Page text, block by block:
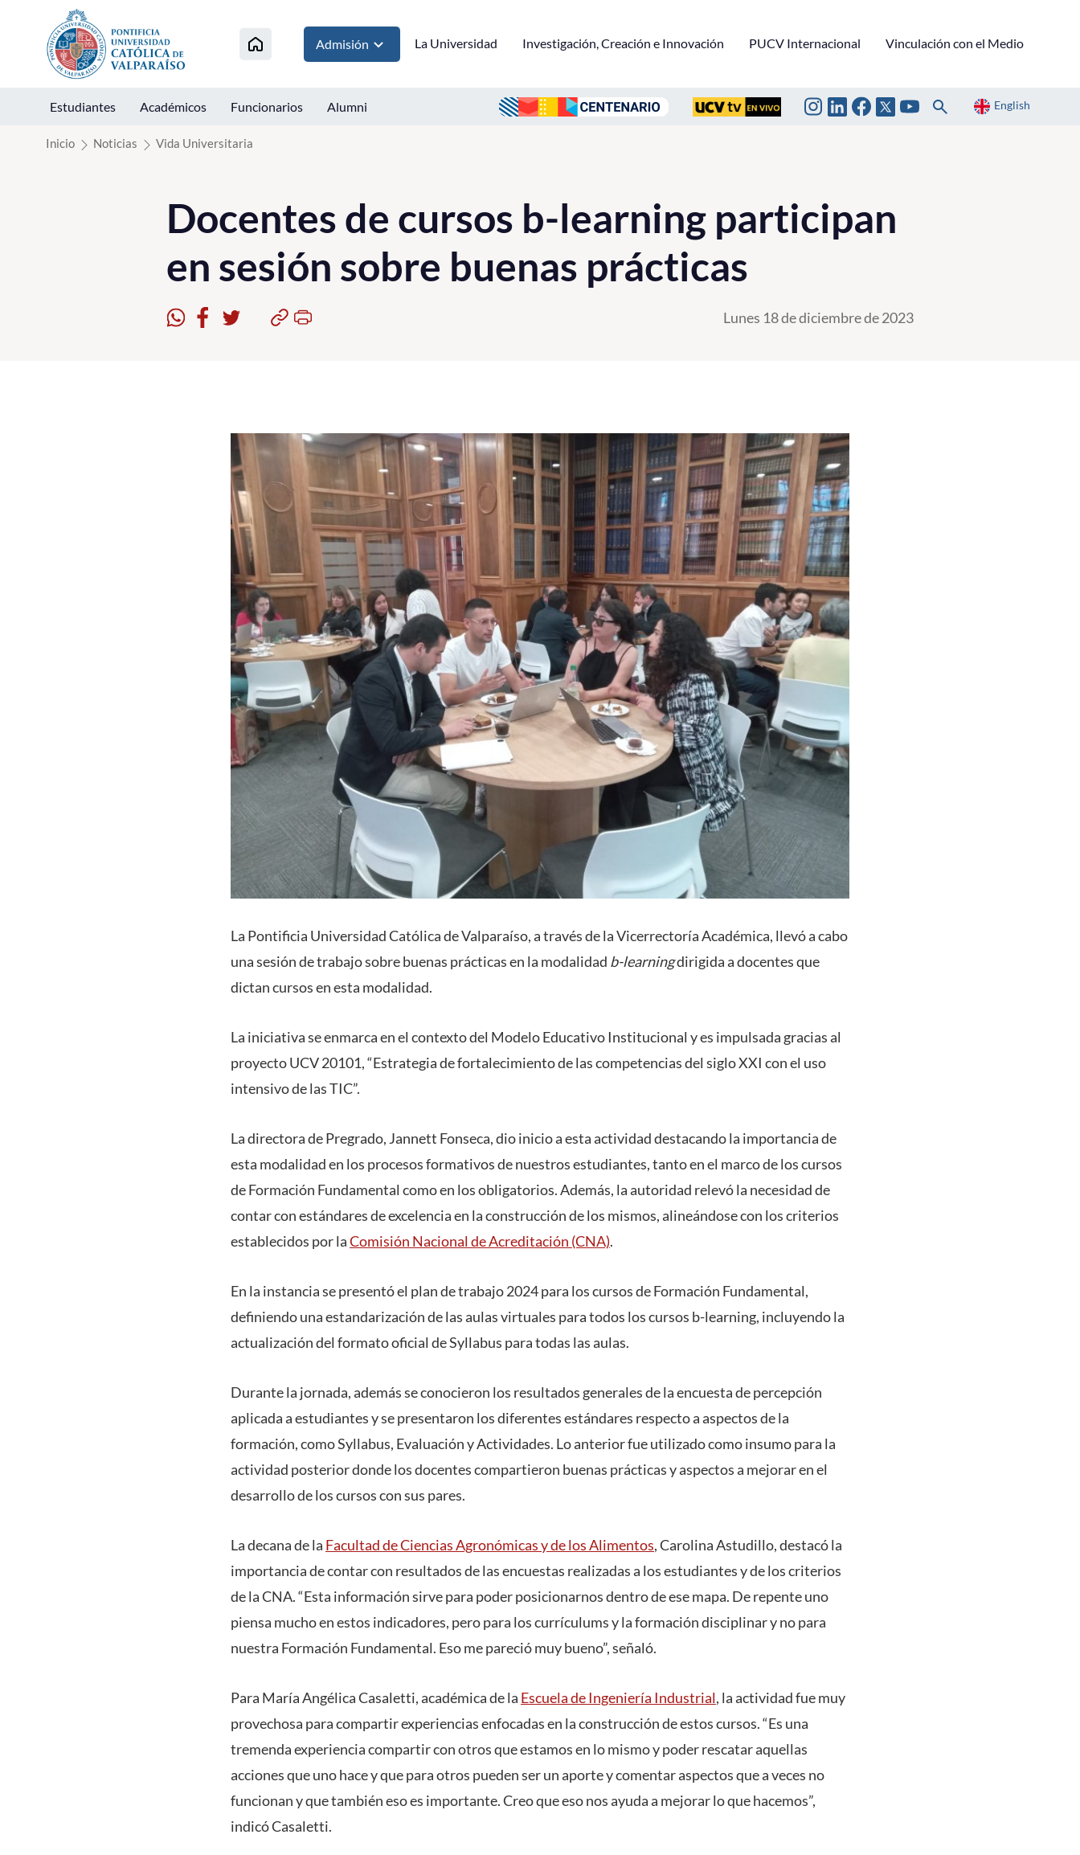
Click acá para ir directamente al contenido
Admisión La Universidad Investigación, Creación e Innovación PUCV Internacional Vinculación con el Medio
Estudiantes Académicos Funcionarios Alumni English
Inicio Noticias Vida Universitaria
Docentes de cursos b-learning participan
en sesión sobre buenas prácticas
Lunes 18 de diciembre de 2023
La Pontificia Universidad Católica de Valparaíso, a través de la Vicerrectoría Académica, llevó a cabo
una sesión de trabajo sobre buenas prácticas en la modalidad b-learningdirigida a docentes que
dictan cursos en esta modalidad.
La iniciativa se enmarca en el contexto del Modelo Educativo Institucional y es impulsada gracias al
proyecto UCV 20101, “Estrategia de fortalecimiento de las competencias del siglo XXI con el uso
intensivo de las TIC”.
La directora de Pregrado, Jannett Fonseca, dio inicio a esta actividad destacando la importancia de
esta modalidad en los procesos formativos de nuestros estudiantes, tanto en el marco de los cursos
de Formación Fundamental como en los obligatorios. Además, la autoridad relevó la necesidad de
contar con estándares de excelencia en la construcción de los mismos, alineándose con los criterios
establecidos por laComisión Nacional de Acreditación (CNA).
En la instancia se presentó el plan de trabajo 2024 para los cursos de Formación Fundamental,
definiendo una estandarización de las aulas virtuales para todos los cursos b-learning, incluyendo la
actualización del formato oficial de Syllabus para todas las aulas.
Durante la jornada, además se conocieron los resultados generales de la encuesta de percepción
aplicada a estudiantes y se presentaron los diferentes estándares respecto a aspectos de la
formación, como Syllabus, Evaluación y Actividades. Lo anterior fue utilizado como insumo para la
actividad posterior donde los docentes compartieron buenas prácticas y aspectos a mejorar en el
desarrollo de los cursos con sus pares.
La decana de la Facultad de Ciencias Agronómicas y de los Alimentos, Carolina Astudillo, destacó la
importancia de contar con resultados de las encuestas realizadas a los estudiantes y de los criterios
de la CNA. “Esta información sirve para poder posicionarnos dentro de ese mapa. De repente uno
piensa mucho en estos indicadores, pero para los currículums y la formación disciplinar y no para
nuestra Formación Fundamental. Eso me pareció muy bueno”, señaló.
Para María Angélica Casaletti, académica de la Escuela de Ingeniería Industrial, la actividad fue muy
provechosa para compartir experiencias enfocadas en la construcción de estos cursos. “Es una
tremenda experiencia compartir con otros que estamos en lo mismo y poder rescatar aquellas
acciones que uno hace y que para otros pueden ser un aporte y comentar aspectos que a veces no
funcionan y que también eso es importante. Creo que eso nos ayuda a mejorar lo que hacemos”,
indicó Casaletti.